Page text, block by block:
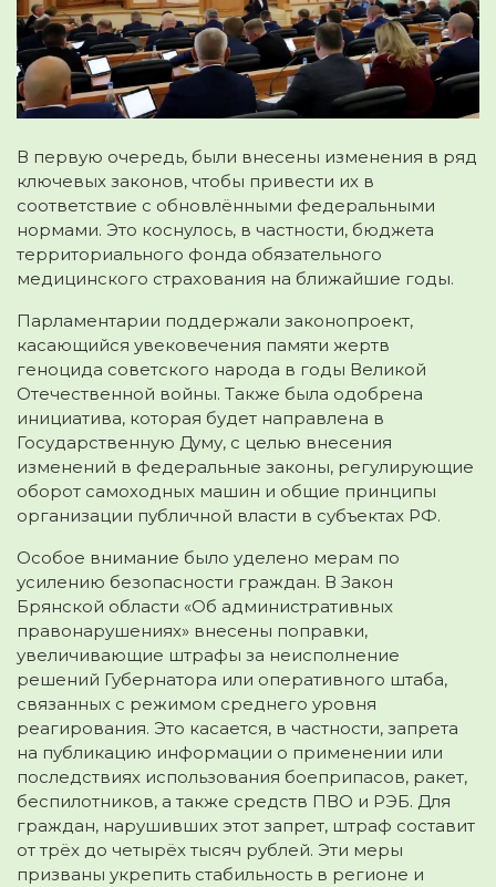
В первую очередь, были внесены изменения в ряд
ключевых законов, чтобы привести их в
соответствие с обновлёнными федеральными
нормами. Это коснулось, в частности, бюджета
территориального фонда обязательного
медицинского страхования на ближайшие годы.
Парламентарии поддержали законопроект,
касающийся увековечения памяти жертв
геноцида советского народа в годы Великой
Отечественной войны. Также была одобрена
инициатива, которая будет направлена в
Государственную Думу, с целью внесения
изменений в федеральные законы, регулирующие
оборот самоходных машин и общие принципы
организации публичной власти в субъектах РФ.
Особое внимание было уделено мерам по
усилению безопасности граждан. В Закон
Брянской области «Об административных
правонарушениях» внесены поправки,
увеличивающие штрафы за неисполнение
решений Губернатора или оперативного штаба,
связанных с режимом среднего уровня
реагирования. Это касается, в частности, запрета
на публикацию информации о применении или
последствиях использования боеприпасов, ракет,
беспилотников, а также средств ПВО и РЭБ. Для
граждан, нарушивших этот запрет, штраф составит
от трёх до четырёх тысяч рублей. Эти меры
призваны укрепить стабильность в регионе и